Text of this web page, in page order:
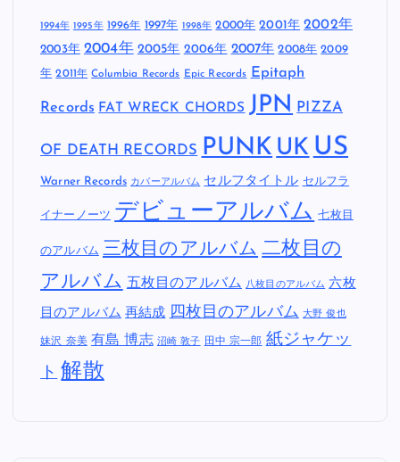
1994年 1995年 1996年 1997年 1998年 2000年 2001年 2002年
2003年 2004年 2005年 2006年 2007年 2008年 2009
年 2011年 Columbia Records Epic Records Epitaph
Records FAT WRECK CHORDS JPN PIZZA
OF DEATH RECORDS PUNK UK US
Warner Records カバーアルバム セルフタイトル セルフラ
イナーノーツ デビューアルバム 七枚目
のアルバム 三枚目のアルバム 二枚目の
アルバム 五枚目のアルバム 八枚目のアルバム 六枚
目のアルバム 再結成 四枚目のアルバム 大野 俊也
妹沢 奈美 有島 博志 沼崎 敦子 田中 宗一郎 紙ジャケッ
ト 解散